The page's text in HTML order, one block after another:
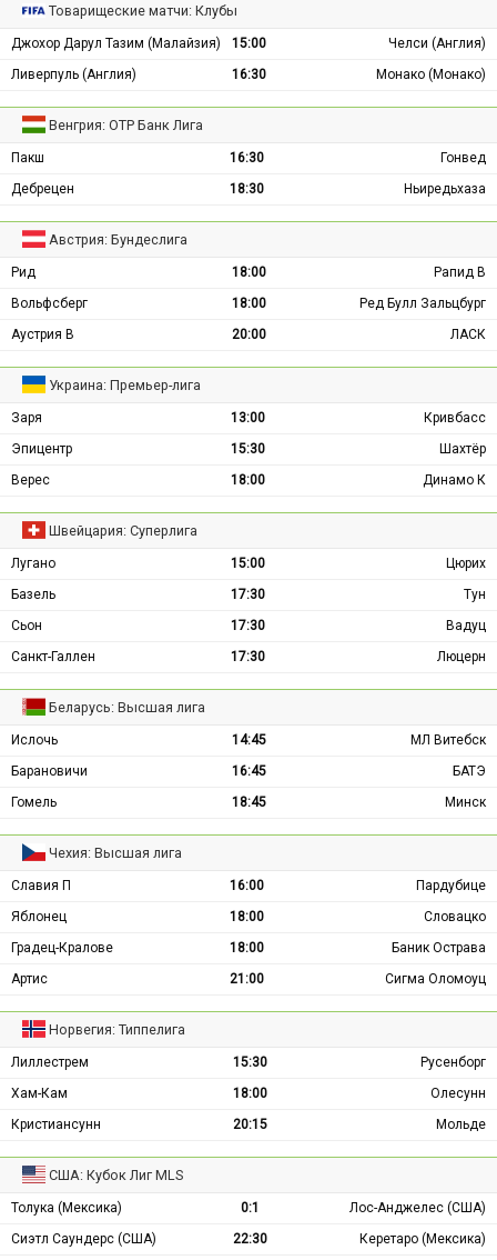
Товарищеские матчи: Клубы
Джохор Дарул Тазим (Малайзия) 15:00
Челси (Англия)
Ливерпуль (Англия)
16:30 Монако (Монако)
Венгрия: ОТР Банк Лига
Пакш 16:30
Гонвед
Дебрецен
18:30 Ньиредьхаза
Австрия: Бундеслига
Рид 18:00
Рапид В
Вольфсберг
18:00
Ред Булл Зальцбург
Аустрия В
20:00 ЛАСК
Украина: Премьер-лига
Заря 13:00
Кривбасс
Эпицентр
15:30
Шахтёр
Верес
18:00 Динамо К
Швейцария: Суперлига
Лугано 15:00
Цюрих
Базель
17:30
Тун
Сьон
17:30
Вадуц
Санкт-Галлен
17:30 Люцерн
Беларусь: Высшая лига
Ислочь 14:45
МЛ Витебск
Барановичи
16:45
БАТЭ
Гомель
18:45 Минск
Чехия: Высшая лига
Славия П 16:00
Пардубице
Яблонец
18:00
Словацко
Градец-Кралове
18:00
Баник Острава
Артис
21:00 Сигма Оломоуц
Норвегия: Типпелига
Лиллестрем 15:30
Русенборг
Хам-Кам
18:00
Олесунн
Кристиансунн
20:15 Мольде
США: Кубок Лиг MLS
Толука (Мексика) 0:1
Лос-Анджелес (США)
Сиэтл Саундерс (США)
22:30
Керетаро (Мексика)